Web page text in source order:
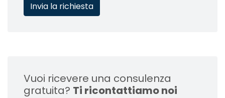
Vuoi ricevere una consulenza
gratuita? Ti ricontattiamo noi